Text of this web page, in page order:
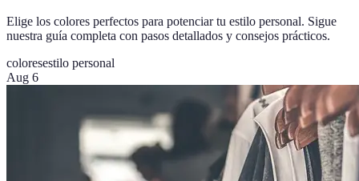
Elige los colores perfectos para potenciar tu estilo personal. Sigue
nuestra guía completa con pasos detallados y consejos prácticos.
coloresestilo personal
Aug 6